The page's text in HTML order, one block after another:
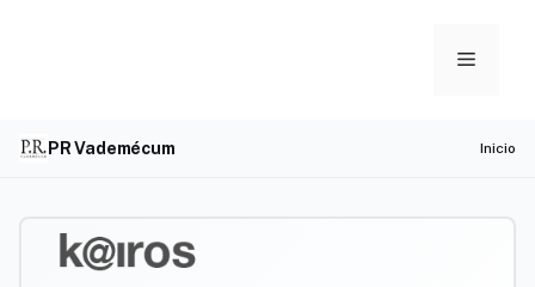
Menu
PR Vademécum Inicio